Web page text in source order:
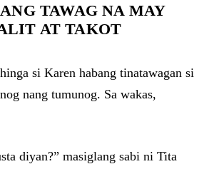
TAWAG NA MAY
AT TAKOT
si Karen habang tinatawagan si
nang tumunog. Sa wakas,
diyan?” masiglang sabi ni Tita